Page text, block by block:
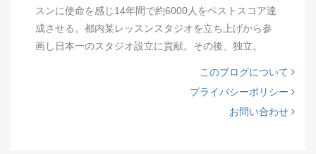
スンに使命を感じ14年間で約6000人をベストスコア達
成させる。都内某レッスンスタジオを立ち上げから参
画し日本一のスタジオ設立に貢献。その後、独立。
このブログについて
プライバシーポリシー
お問い合わせ